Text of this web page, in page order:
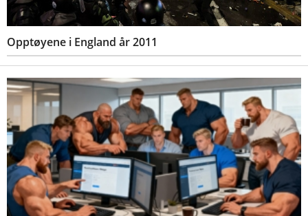
Opptøyene i England år 2011